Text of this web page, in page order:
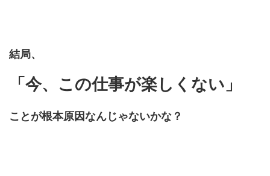
結局、
「今、この仕事が楽しくない」
ことが根本原因なんじゃないかな？